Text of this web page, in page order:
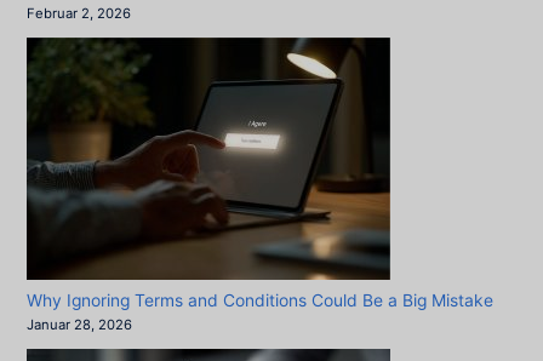
Februar 2, 2026
Why Ignoring Terms and Conditions Could Be a Big Mistake
Januar 28, 2026